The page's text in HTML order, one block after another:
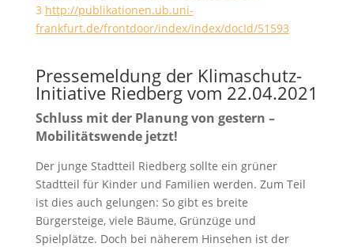
3 http://publikationen.ub.uni-
frankfurt.de/frontdoor/index/index/docId/51593
Pressemeldung der Klimaschutz-
Initiative Riedberg vom 22.04.2021
Schluss mit der Planung von gestern –
Mobilitätswende jetzt!
Der junge Stadtteil Riedberg sollte ein grüner
Stadtteil für Kinder und Familien werden. Zum Teil
ist dies auch gelungen: So gibt es breite
Bürgersteige, viele Bäume, Grünzüge und
Spielplätze. Doch bei näherem Hinsehen ist der